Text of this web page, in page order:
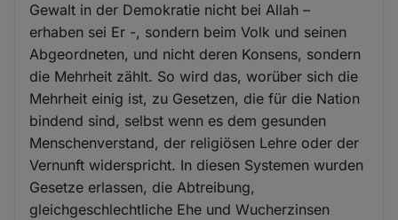
Gewalt in der Demokratie nicht bei Allah –
erhaben sei Er -, sondern beim Volk und seinen
Abgeordneten, und nicht deren Konsens, sondern
die Mehrheit zählt. So wird das, worüber sich die
Mehrheit einig ist, zu Gesetzen, die für die Nation
bindend sind, selbst wenn es dem gesunden
Menschenverstand, der religiösen Lehre oder der
Vernunft widerspricht. In diesen Systemen wurden
Gesetze erlassen, die Abtreibung,
gleichgeschlechtliche Ehe und Wucherzinsen